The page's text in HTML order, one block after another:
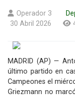
Operador 3
30 Abril 2026
MADRID (AP) —
último partido en
Campeones el
Griezmann no